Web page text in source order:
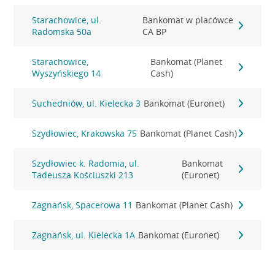
Starachowice, ul.
Radomska 50a
Bankomat w placówce
CA BP
Starachowice,
Wyszyńskiego 14
Bankomat (Planet
Cash)
Suchedniów, ul. Kielecka 3 Bankomat (Euronet)
Szydłowiec, Krakowska 75 Bankomat (Planet Cash)
Szydłowiec k. Radomia, ul.
Tadeusza Kościuszki 213
Bankomat
(Euronet)
Zagnańsk, Spacerowa 11 Bankomat (Planet Cash)
Zagnańsk, ul. Kielecka 1A Bankomat (Euronet)